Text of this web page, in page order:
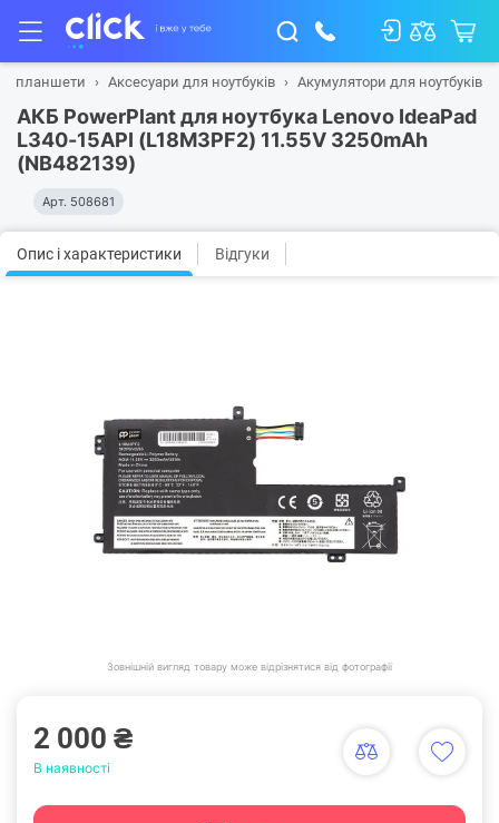
планшети Аксесуари для ноутбуків Акумулятори для ноутбуків
АКБ PowerPlant для ноутбука Lenovo IdeaPad
L340-15API (L18M3PF2) 11.55V 3250mAh
(NB482139)
Арт. 508681
Опис і характеристики Відгуки
Зовнішній вигляд товару може відрізнятися від фотографії
2 000 ₴
В наявності